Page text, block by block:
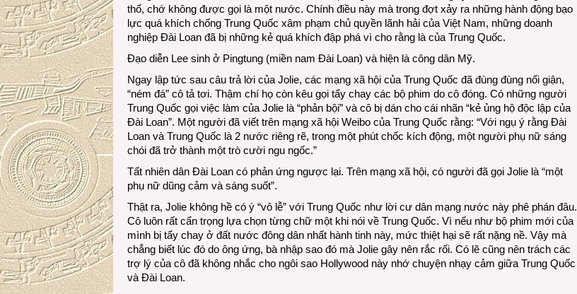
thổ, chớ không được gọi là một nước. Chính điều này mà trong đợt xảy ra những hành động bạo
lực quá khích chống Trung Quốc xâm phạm chủ quyền lãnh hải của Việt Nam, những doanh
nghiệp Đài Loan đã bị những kẻ quá khích đập phá vì cho rằng là của Trung Quốc.
Đạo diễn Lee sinh ở Pingtung (miền nam Đài Loan) và hiện là công dân Mỹ.
Ngay lập tức sau câu trả lời của Jolie, các mạng xã hội của Trung Quốc đã đùng đùng nổi giận,
“ném đá” cô tả tơi. Thậm chí họ còn kêu gọi tẩy chay các bộ phim do cô đóng. Có những người
Trung Quốc gọi việc làm của Jolie là “phản bội” và cô bị dán cho cái nhãn “kẻ ủng hộ độc lập của
Đài Loan”. Một người đã viết trên mạng xã hội Weibo của Trung Quốc rằng: “Với ngụ ý rằng Đài
Loan và Trung Quốc là 2 nước riêng rẽ, trong một phút chốc kích động, một người phụ nữ sáng
chói đã trở thành một trò cười ngu ngốc.”
Tất nhiên dân Đài Loan có phản ứng ngược lại. Trên mạng xã hội, có người đã gọi Jolie là “một
phụ nữ dũng cảm và sáng suốt”.
Thật ra, Jolie không hề có ý “vô lễ” với Trung Quốc như lời cư dân mạng nước này phê phán đâu.
Cô luôn rất cẩn trọng lựa chọn từng chữ một khi nói về Trung Quốc. Vì nếu như bộ phim mới của
mình bị tẩy chay ở đất nước đông dân nhất hành tinh này, mức thiệt hại sẽ rất nặng nề. Vậy mà
chẳng biết lúc đó do ông ứng, bà nhập sao đó mà Jolie gây nên rắc rối. Có lẽ cũng nên trách các
trợ lý của cô đã không nhắc cho ngôi sao Hollywood này nhớ chuyện nhạy cảm giữa Trung Quốc
và Đài Loan.